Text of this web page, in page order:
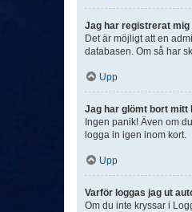
Jag har registrerat mig
Det är möjligt att en
databasen. Om så har
Upp
Jag har glömt bort mitt
Ingen panik! Även om
logga in igen inom kort.
Upp
Varför loggas jag ut
Om du inte kryssar i